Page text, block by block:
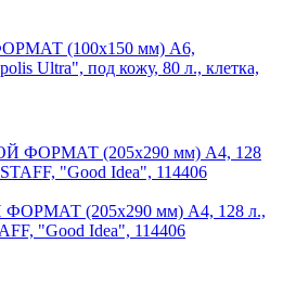
(100x150 мм) А6,
Ultra", под кожу, 80 л., клетка,
(205х290 мм) А4, 128 л.,
"Good Idea", 114406